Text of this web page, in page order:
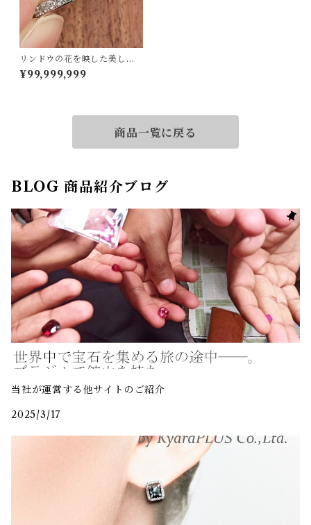
リンドウの花を映した美しさ
☆Pt900 ブルーサファイアリ
ング 8.5号
¥99,999,999
商品一覧に戻る
BLOG 商品紹介ブログ
当社が運営する他サイトのご紹介
2025/3/17